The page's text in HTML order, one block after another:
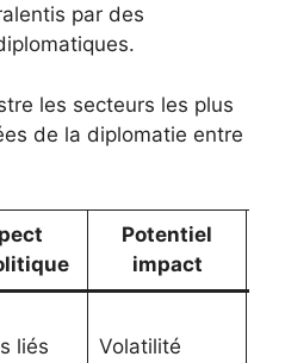
par des
les secteurs les plus
de la diplomatie entre
Potentiel
impact
liés
Volatilité